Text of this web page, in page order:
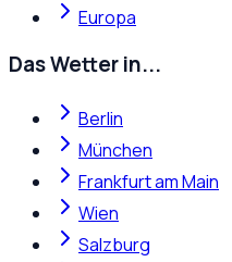
Europa
Das Wetter in...
Berlin
München
Frankfurt am Main
Wien
Salzburg